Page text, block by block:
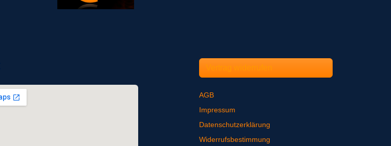
Vertrag widerrufen
AGB
Impressum
Datenschutzerklärung
Widerrufsbestimmung